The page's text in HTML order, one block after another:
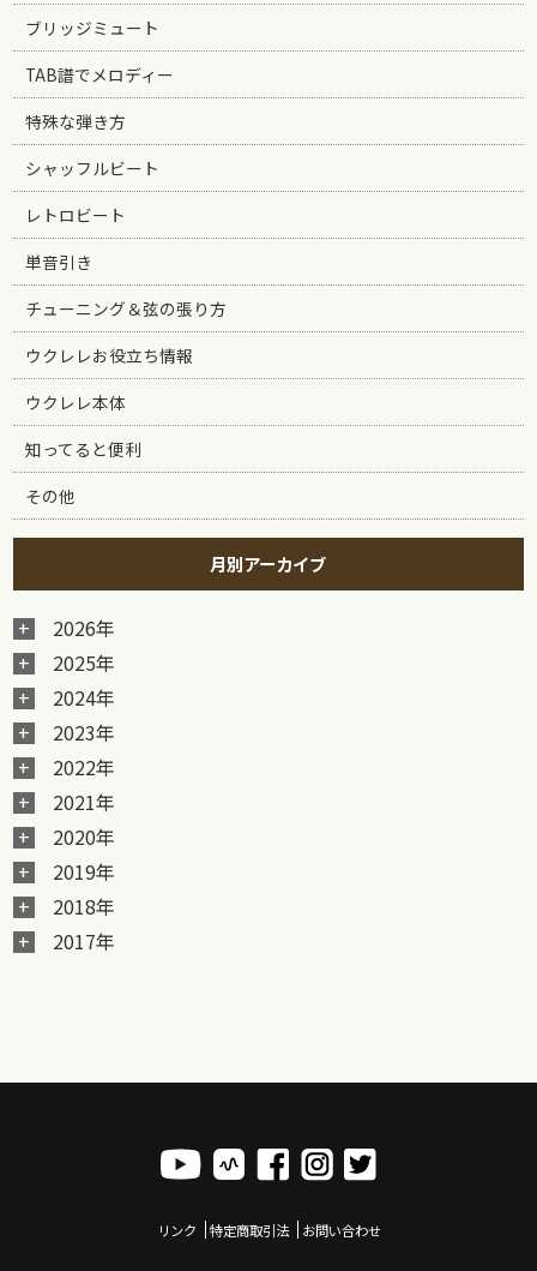
ブリッジミュート
TAB譜でメロディー
特殊な弾き方
シャッフルビート
レトロビート
単音引き
チューニング＆弦の張り方
ウクレレお役立ち情報
ウクレレ本体
知ってると便利
その他
月別アーカイブ
2026年
2025年
2024年
2023年
2022年
2021年
2020年
2019年
2018年
2017年
リンク 特定商取引法 お問い合わせ